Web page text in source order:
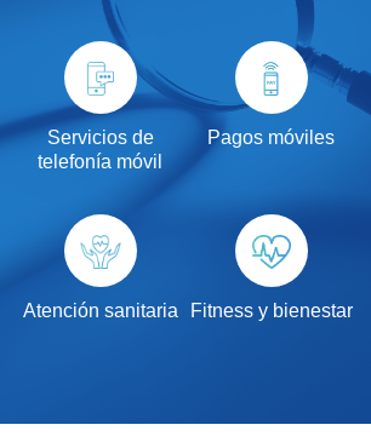
Servicios de
telefonía móvil
Pagos móviles
Atención sanitaria Fitness y bienestar